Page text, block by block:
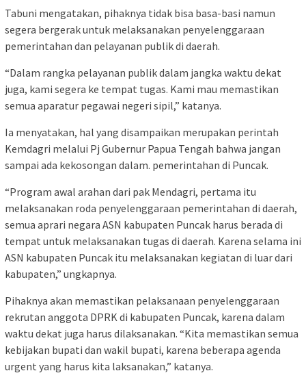
Tabuni mengatakan, pihaknya tidak bisa basa-basi namun
segera bergerak untuk melaksanakan penyelenggaraan
pemerintahan dan pelayanan publik di daerah.
“Dalam rangka pelayanan publik dalam jangka waktu dekat
juga, kami segera ke tempat tugas. Kami mau memastikan
semua aparatur pegawai negeri sipil,” katanya.
Ia menyatakan, hal yang disampaikan merupakan perintah
Kemdagri melalui Pj Gubernur Papua Tengah bahwa jangan
sampai ada kekosongan dalam. pemerintahan di Puncak.
“Program awal arahan dari pak Mendagri, pertama itu
melaksanakan roda penyelenggaraan pemerintahan di daerah,
semua aprari negara ASN kabupaten Puncak harus berada di
tempat untuk melaksanakan tugas di daerah. Karena selama ini
ASN kabupaten Puncak itu melaksanakan kegiatan di luar dari
kabupaten,” ungkapnya.
Pihaknya akan memastikan pelaksanaan penyelenggaraan
rekrutan anggota DPRK di kabupaten Puncak, karena dalam
waktu dekat juga harus dilaksanakan. “Kita memastikan semua
kebijakan bupati dan wakil bupati, karena beberapa agenda
urgent yang harus kita laksanakan,” katanya.